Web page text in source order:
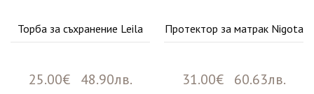
Торба за съхранение Leila
25.00€ 48.90лв.
Протектор за матрак Nigota
31.00€ 60.63лв.